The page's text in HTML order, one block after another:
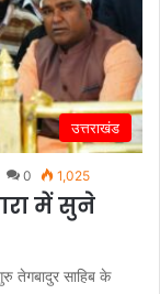
उत्तराखंड
0 1,025
में सुने
तेगबादुर साहिब के